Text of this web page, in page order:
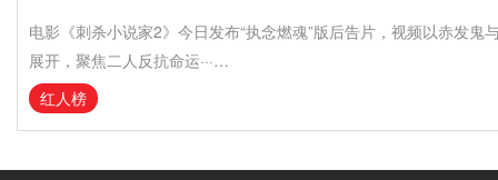
电影《刺杀小说家2》今日发布“执念燃魂”版后告片，视频以赤发鬼
展开，聚焦二人反抗命运···…
红人榜